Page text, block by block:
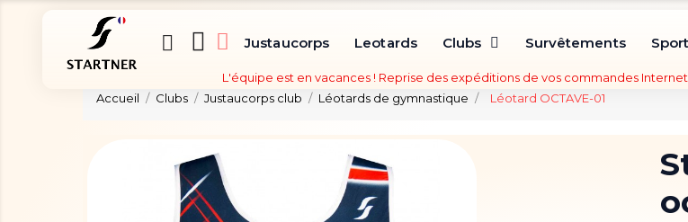
Justaucorps Leotards Clubs Survêtements
L'équipe est en vacances ! Reprise des expéditions de vos commandes
Accueil
Clubs Justaucorps club Léotards de gymnastique Léotard OCTAVE-01